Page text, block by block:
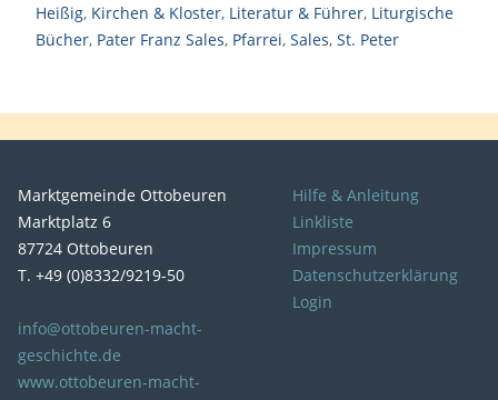
Heißig, Kirchen & Kloster, Literatur & Führer, Liturgische
Bücher, Pater Franz Sales, Pfarrei, Sales, St. Peter
Marktgemeinde Ottobeuren
Marktplatz 6
87724 Ottobeuren
T. +49 (0)8332/9219-50
info@ottobeuren-macht-
geschichte.de
www.ottobeuren-macht-
Hilfe & Anleitung
Linkliste
Impressum
Datenschutzerklärung
Login